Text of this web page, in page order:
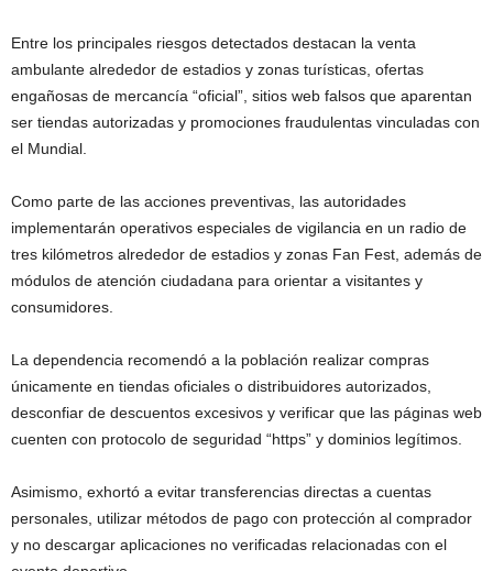
Entre los principales riesgos detectados destacan la venta
ambulante alrededor de estadios y zonas turísticas, ofertas
engañosas de mercancía “oficial”, sitios web falsos que aparentan
ser tiendas autorizadas y promociones fraudulentas vinculadas con
el Mundial.
Como parte de las acciones preventivas, las autoridades
implementarán operativos especiales de vigilancia en un radio de
tres kilómetros alrededor de estadios y zonas Fan Fest, además de
módulos de atención ciudadana para orientar a visitantes y
consumidores.
La dependencia recomendó a la población realizar compras
únicamente en tiendas oficiales o distribuidores autorizados,
desconfiar de descuentos excesivos y verificar que las páginas web
cuenten con protocolo de seguridad “https” y dominios legítimos.
Asimismo, exhortó a evitar transferencias directas a cuentas
personales, utilizar métodos de pago con protección al comprador
y no descargar aplicaciones no verificadas relacionadas con el